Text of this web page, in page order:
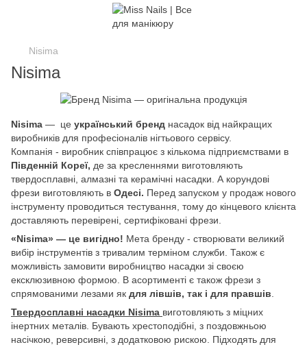
Nisima
Nisima
Nisima — це український бренд насадок від найкращих
виробників для професіоналів нігтьового сервісу.
Компанія - виробник співпрацює з кількома підприємствами в
Південній Кореї, де за кресленнями виготовляють
твердосплавні, алмазні та керамічні насадки. А корундові
фрези виготовляють в Одесі. Перед запуском у продаж нового
інструменту проводиться тестування, тому до кінцевого клієнта
доставляють перевірені, сертифіковані фрези.
«Nisima» — це вигідно! Мета бренду - створювати великий
вибір інструментів з тривалим терміном служби. Також є
можливість замовити виробництво насадки зі своєю
ексклюзивною формою. В асортименті є також фрези з
спрямованими лезами як для лівшів, так і для правшів.
Твердосплавні насадки Nisima виготовляють з міцних
інертних металів. Бувають хрестоподібні, з поздовжньою
насічкою, реверсивні, з додатковою рискою. Підходять для